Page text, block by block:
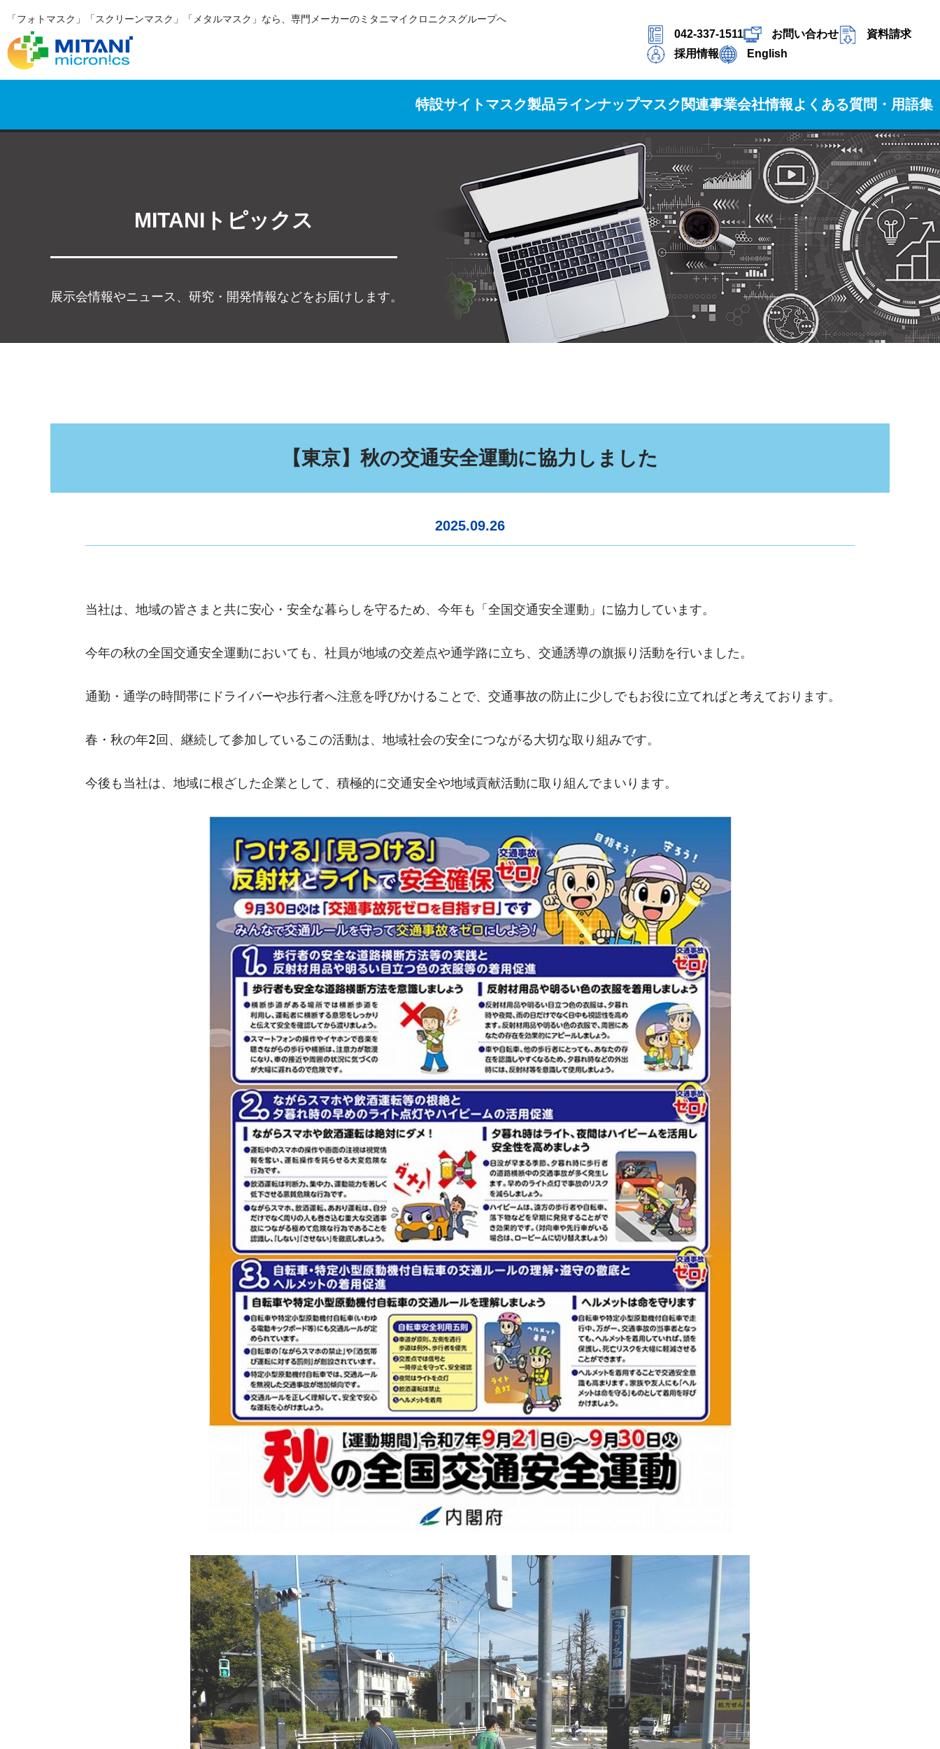
「フォトマスク」「スクリーンマスク」「メタルマスク」なら、専門メーカーのミタニマイクロニクスグループへ
042-337-1511 お問い合わせ
資料請求
採用情報
English
特設サイトマスク製品ラインナップマスク関連事業会社情報よくある質問・用語集
MITANIトピックス
展示会情報やニュース、研究・開発情報などをお届けします。
【東京】秋の交通安全運動に協力しました
2025.09.26
当社は、地域の皆さまと共に安心・安全な暮らしを守るため、今年も「全国交通安全運動」に協力しています。
今年の秋の全国交通安全運動においても、社員が地域の交差点や通学路に立ち、交通誘導の旗振り活動を行いました。
通勤・通学の時間帯にドライバーや歩行者へ注意を呼びかけることで、交通事故の防止に少しでもお役に立てればと考えております。
春・秋の年2回、継続して参加しているこの活動は、地域社会の安全につながる大切な取り組みです。